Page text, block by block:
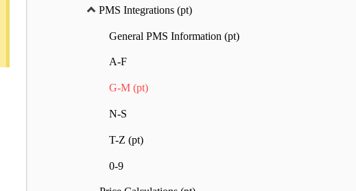
PMS Integrations (pt)
General PMS Information (pt)
A-F
G-M (pt)
N-S
T-Z (pt)
0-9